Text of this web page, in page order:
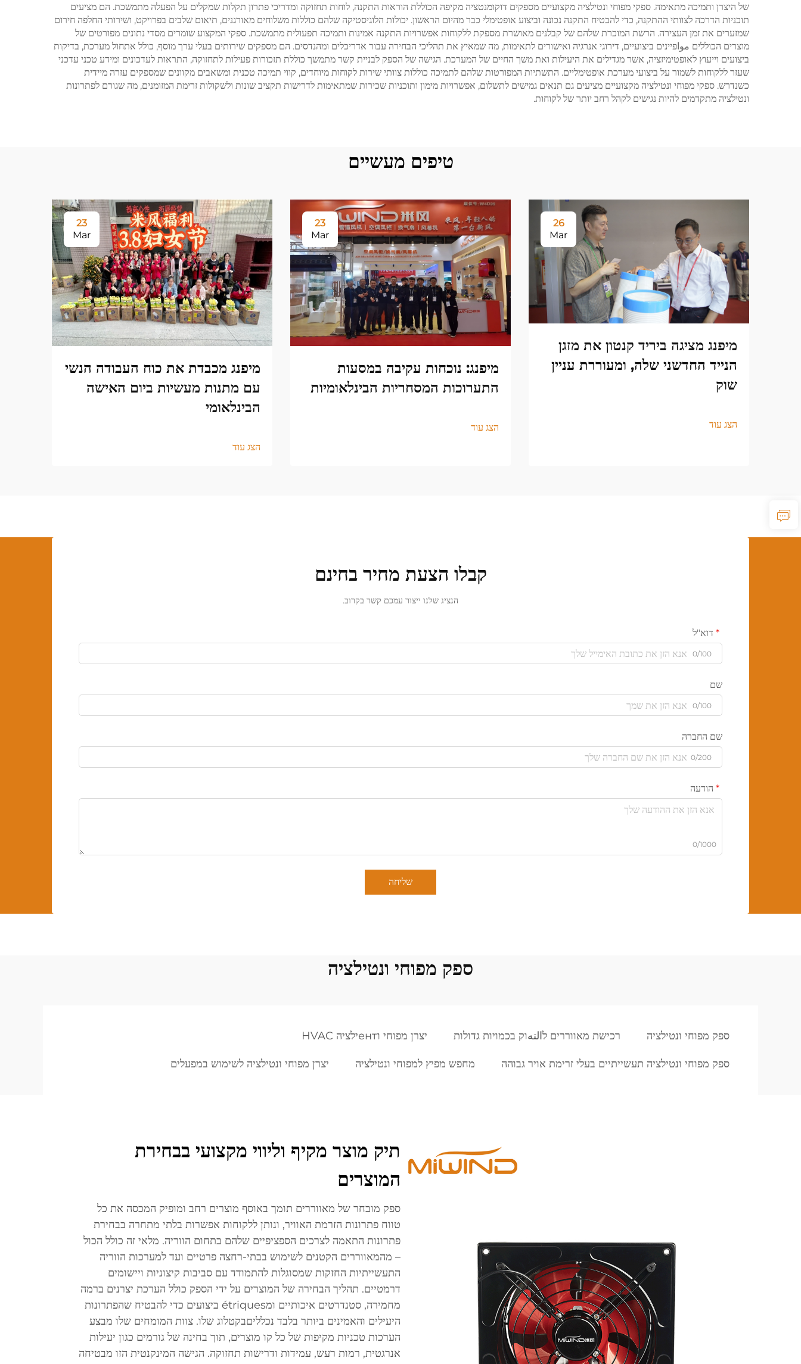
של היצרן ותמיכה מתאימה. ספקי מפוחי ונטילציה מקצועיים מספקים דוקומנטציה מקיפה הכוללת הוראות התקנה, לוחות תחזוקה ומדריכי פתרון תקלות שמקלים על הפעלה מתמשכת. הם מציעים
תוכניות הדרכה לצוותי ההתקנה, כדי להבטיח התקנה נכונה וביצוע אופטימלי כבר מהיום הראשון. יכולות הלוגיסטיקה שלהם כוללות משלוחים מאורגנים, תיאום שלבים בפרויקט, ושירותי החלפה חירום
שמזערים את זמן העצירה. הרשת המוכרת שלהם של קבלנים מאושרת מספקת ללקוחות אפשרויות התקנה אמינות ותמיכה תפעולית מתמשכת. ספקי המקצוע שומרים מסדי נתונים מפורטים של
מוצרים הכוללים مواפיינים ביצועיים, דירוגי אנרגיה ואישורים לתאימות, מה שמאיץ את תהליכי הבחירה עבור אדריכלים ומהנדסים. הם מספקים שירותים בעלי ערך מוסף, כולל אתחול מערכת, בדיקות
ביצועים וייעוץ לאופטימיזציה, אשר מגדילים את היעילות ואת משך החיים של המערכת. הגישה של הספק לבניית קשר מתמשך כוללת תזכורות פעילות לתחזוקה, התראות לעדכונים ומידע טכני עדכני
שעזר ללקוחות לשמור על ביצועי מערכת אופטימליים. התשתיות המפורטות שלהם לתמיכה כוללות צוותי שירות לקוחות מיוחדים, קווי תמיכה טכנית ומשאבים מקוונים שמספקים עזרה מיידית
כשנדרש. ספקי מפוחי ונטילציה מקצועיים מציעים גם תנאים גמישים לתשלום, אפשרויות מימון ותוכניות שכירות שמתאימות לדרישות תקציב שונות ולשקולות זרימת המזומנים, מה שגורם לפתרונות
ונטילציה מתקדמים להיות נגישים לקהל רחב יותר של לקוחות.
טיפים מעשיים
26
Mar
מיפנג מציגה ביריד קנטון את מזגן
הנייד החדשני שלה, ומעוררת עניין
שוק
הצג עוד
23
Mar
מיפנג: נוכחות עקיבה במסעות
התערוכות המסחריות הבינלאומיות
הצג עוד
23
Mar
מיפנג מכבדת את כוח העבודה הנשי
עם מתנות מעשיות ביום האישה
הבינלאומי
הצג עוד
קבלו הצעת מחיר בחינם
הנציג שלנו ייצור עמכם קשר בקרוב.
דוא"ל
0/100
שם
0/100
שם החברה
0/200
הודעה
0/1000
שליחה
ספק מפוחי ונטילציה
ספק מפוחי ונטילציה רכישת מאווררים לالتهוק בכמויות גדולות יצרן מפוחי וентילציה HVAC
ספק מפוחי ונטילציה תעשייתיים בעלי זרימת אויר גבוהה מחפש מפיץ למפוחי ונטילציה יצרן מפוחי ונטילציה לשימוש במפעלים
תיק מוצר מקיף וליווי מקצועי בבחירת
המוצרים
ספק מובחר של מאווררים תומך באוסף מוצרים רחב ומופיק המכסה את כל
טווח פתרונות הזרמת האוויר, ונותן ללקוחות אפשרות בלתי מתחרה בבחירת
פתרונות התאמה לצרכים הספציפיים שלהם בתחום הווריה. מלאי זה כולל הכול
– מהמאווררים הקטנים לשימוש בבתי-רחצה פרטיים ועד למערכות הווריה
התעשייתיות החזקות שמסוגלות להתמודד עם סביבות קיצוניות ויישומים
דרמטיים. תהליך הבחירה של המוצרים על ידי הספק כולל הערכת יצרנים ברמה
מחמירה, סטנדרטים איכותיים ומétriques ביצועים כדי להבטיח שהפתרונות
היעילים והאמינים ביותר בלבד נכלליםבקטלוג שלו. צוות המומחים שלו מבצע
הערכות טכניות מקיפות של כל קו מוצרים, תוך בחינה של גורמים כגון יעילות
אנרגטית, רמות רעש, עמידות ודרישות תחזוקה. הגישה המינקנטית הזו מבטיחה